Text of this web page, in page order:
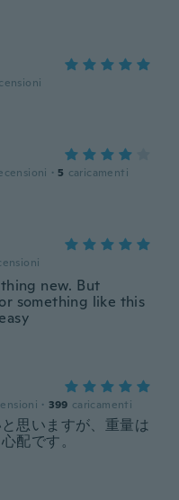
· 5 caricamenti
new. But
something like this
· 399 caricamenti
思いますが、重量は
配です。